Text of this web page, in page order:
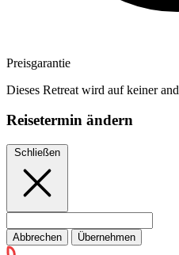
Preisgarantie
Dieses Retreat wird auf keiner
Reisetermin ändern
Schließen
Abbrechen Übernehmen